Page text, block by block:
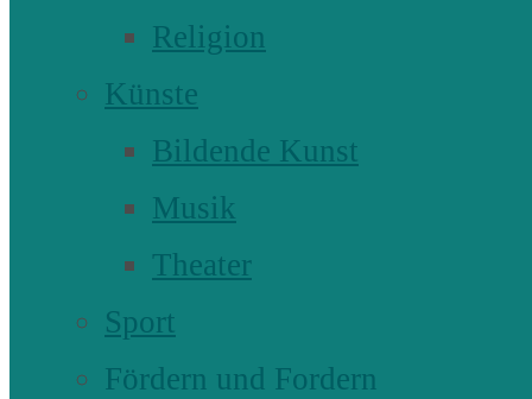
Religion
Künste
Bildende Kunst
Musik
Theater
Sport
Fördern und Fordern